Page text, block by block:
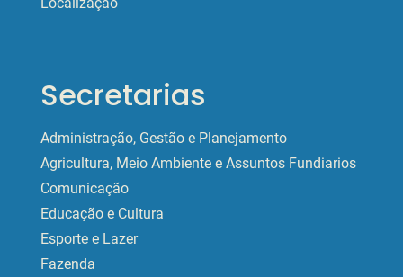
Localização
Secretarias
Administração, Gestão e Planejamento
Agricultura, Meio Ambiente e Assuntos Fundiarios
Comunicação
Educação e Cultura
Esporte e Lazer
Fazenda